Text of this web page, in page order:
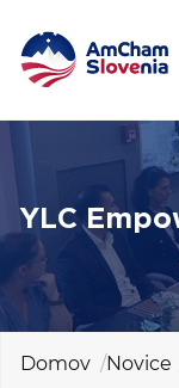
DOGODKI IN
AmCham
MEDNARODNO
Iskalni niz
YLC
Domov Novice